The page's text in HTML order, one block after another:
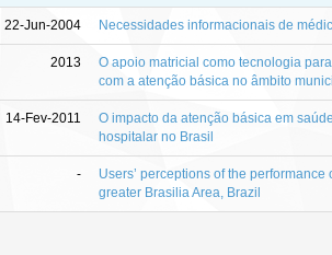
22-Jun-2004 Necessidades informacionais de
2013
O apoio matricial como tecnologia
com a atenção básica no âmbito
14-Fev-2011
O impacto da atenção básica em
hospitalar no Brasil
-
Users’ perceptions of the
greater Brasilia Area, Brazil